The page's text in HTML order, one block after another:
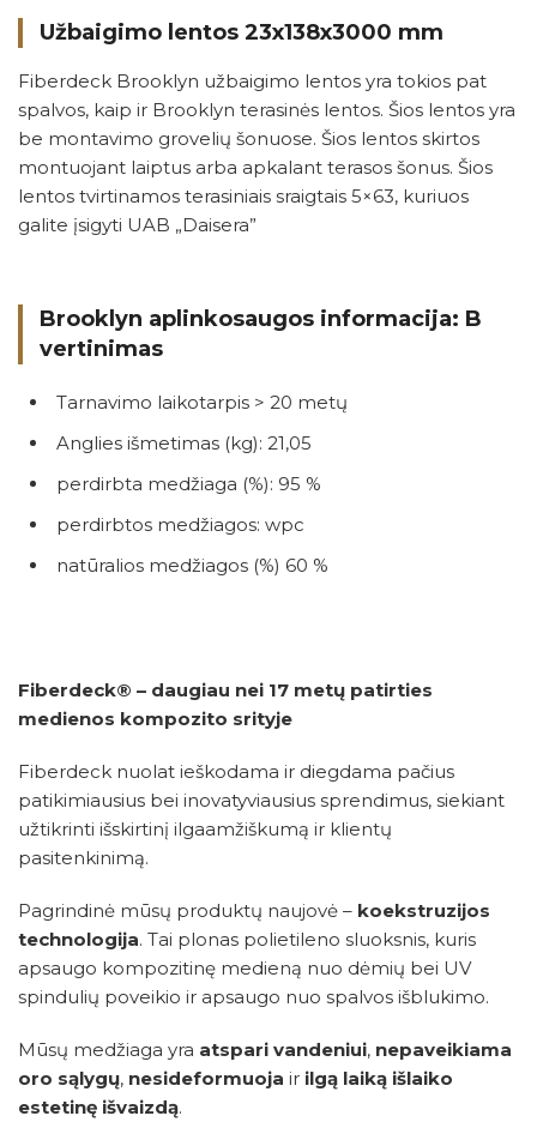
Užbaigimo lentos 23x138x3000 mm
Fiberdeck Brooklyn užbaigimo lentos yra tokios pat
spalvos, kaip ir Brooklyn terasinės lentos. Šios lentos yra
be montavimo grovelių šonuose. Šios lentos skirtos
montuojant laiptus arba apkalant terasos šonus. Šios
lentos tvirtinamos terasiniais sraigtais 5×63, kuriuos
galite įsigyti UAB „Daisera”
Brooklyn aplinkosaugos informacija: B
vertinimas
Tarnavimo laikotarpis > 20 metų
Anglies išmetimas (kg): 21,05
perdirbta medžiaga (%): 95 %
perdirbtos medžiagos: wpc
natūralios medžiagos (%) 60 %
Fiberdeck® – daugiau nei 17 metų patirties
medienos kompozito srityje
Fiberdeck nuolat ieškodama ir diegdama pačius
patikimiausius bei inovatyviausius sprendimus, siekiant
užtikrinti išskirtinį ilgaamžiškumą ir klientų
pasitenkinimą.
Pagrindinė mūsų produktų naujovė – koekstruzijos
technologija. Tai plonas polietileno sluoksnis, kuris
apsaugo kompozitinę medieną nuo dėmių bei UV
spindulių poveikio ir apsaugo nuo spalvos išblukimo.
Mūsų medžiaga yra atspari vandeniui, nepaveikiama
oro sąlygų, nesideformuoja ir ilgą laiką išlaiko
estetinę išvaizdą.